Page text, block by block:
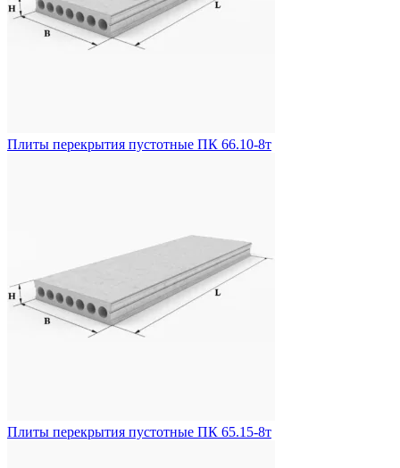
Плиты перекрытия пустотные ПК 66.10-8т
Плиты перекрытия пустотные ПК 65.15-8т